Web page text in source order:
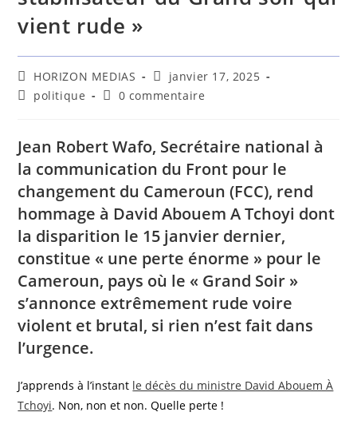
vient rude »
HORIZON MEDIAS
janvier 17, 2025
politique
0 commentaire
Jean Robert Wafo, Secrétaire national à
la communication du Front pour le
changement du Cameroun (FCC), rend
hommage à David Abouem A Tchoyi dont
la disparition le 15 janvier dernier,
constitue « une perte énorme » pour le
Cameroun, pays où le « Grand Soir »
s’annonce extrêmement rude voire
violent et brutal, si rien n’est fait dans
l’urgence.
J’apprends à l’instant le décès du ministre David Abouem À
Tchoyi. Non, non et non. Quelle perte !